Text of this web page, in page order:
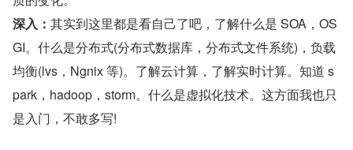
深入： 其实到这里都是看自己了吧，了解什么是 SOA，OS
GI。什么是分布式(分布式数据库，分布式文件系统)，负载
均衡(lvs，Ngnix 等)。了解云计算，了解实时计算。知道 s
park，hadoop，storm。什么是虚拟化技术。这方面我也只
是入门，不敢多写!